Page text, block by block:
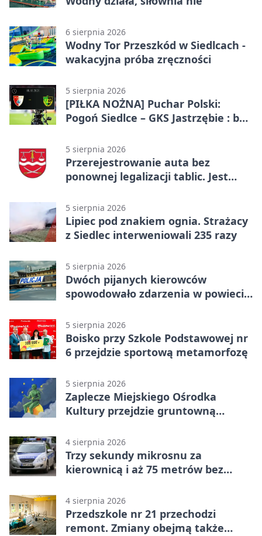
6 sierpnia 2026
Wodny Tor Przeszkód w Siedlcach -
wakacyjna próba zręczności
5 sierpnia 2026
[PIŁKA NOŻNA] Puchar Polski:
Pogoń Siedlce – GKS Jastrzębie : bez
5 sierpnia 2026
Przerejestrowanie auta bez
ponownej legalizacji tablic. Jest
5 sierpnia 2026
Lipiec pod znakiem ognia. Strażacy
z Siedlec interweniowali 235 razy
5 sierpnia 2026
Dwóch pijanych kierowców
spowodowało zdarzenia w powiecie
5 sierpnia 2026
Boisko przy Szkole Podstawowej nr
6 przejdzie sportową metamorfozę
5 sierpnia 2026
Zaplecze Miejskiego Ośrodka
Kultury przejdzie gruntowną
4 sierpnia 2026
Trzy sekundy mikrosnu za
kierownicą i aż 75 metrów bez
4 sierpnia 2026
Przedszkole nr 21 przechodzi
remont. Zmiany obejmą także